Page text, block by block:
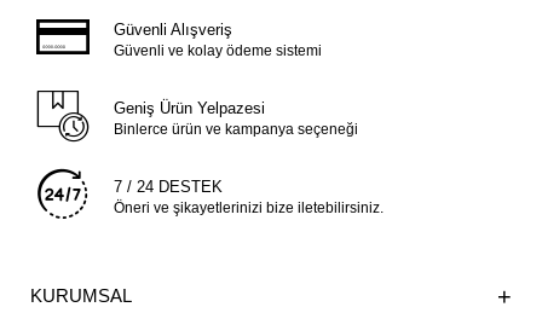
Güvenli Alışveriş
Güvenli ve kolay ödeme sistemi
Geniş Ürün Yelpazesi
Binlerce ürün ve kampanya seçeneği
7 / 24 DESTEK
Öneri ve şikayetlerinizi bize iletebilirsiniz.
KURUMSAL